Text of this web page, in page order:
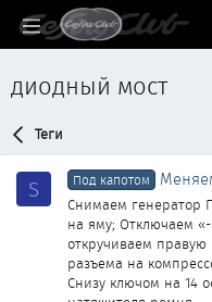
диодный мост
Теги
S Под капотом
Снимаем генератор
на яму; Отключаем
откручиваем
разъема на
Снизу ключом на 14